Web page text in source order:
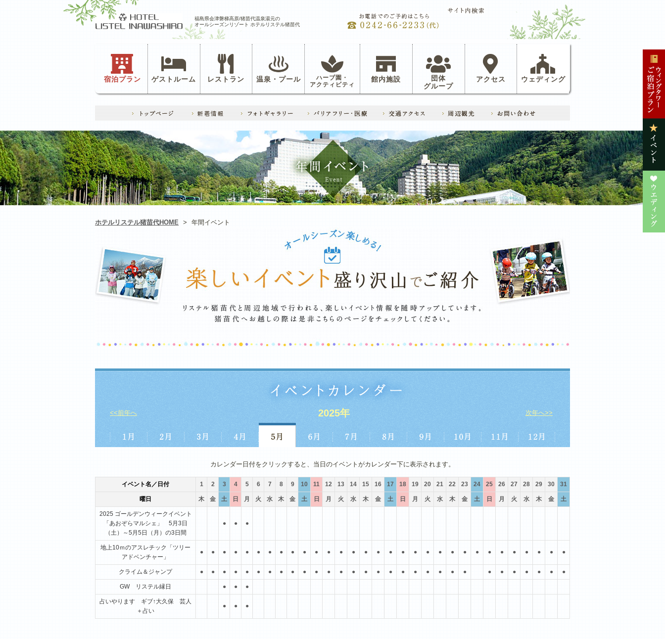
福島県会津磐梯高原/猪苗代温泉湯元の
オールシーズンリゾート ホテルリステル猪苗代
宿泊プラン ゲストルーム レストラン 温泉・プール ハーブ園・
アクティビティ
館内施設
団体
グループ
アクセス ウェディング
ホテルリステル猪苗代HOME > 年間イベント
<<前年へ 2025年 次年へ>>
カレンダー日付をクリックすると、当日のイベントがカレンダー下に表示されます。
イベント名／日付 1 2 3 4 5 6 7 8 9 10 11 12 13 14 15 16 17 18 19 20 21 22 23 24 25 26 27 28 29 30 31
曜日 木 金 土 日 月 火 水 木 金 土 日 月 火 水 木 金 土 日 月 火 水 木 金 土 日 月 火 水 木 金 土
2025 ゴールデンウィークイベント
「あおぞらマルシェ」 5月3日
（土）～5月5日（月）の3日間
● ● ●
地上10ｍのアスレチック「ツリー
アドベンチャー」
● ● ● ● ● ● ● ● ● ● ● ● ● ● ● ● ● ● ● ● ● ● ● ● ● ● ● ● ● ● ●
クライム＆ジャンプ ● ● ● ● ● ● ● ● ● ● ● ● ● ● ● ● ● ● ● ● ● ● ● ● ● ● ● ● ● ●
GW リステル縁日 ● ● ●
占いやります ギブ↑大久保 芸人
＋占い
● ● ●